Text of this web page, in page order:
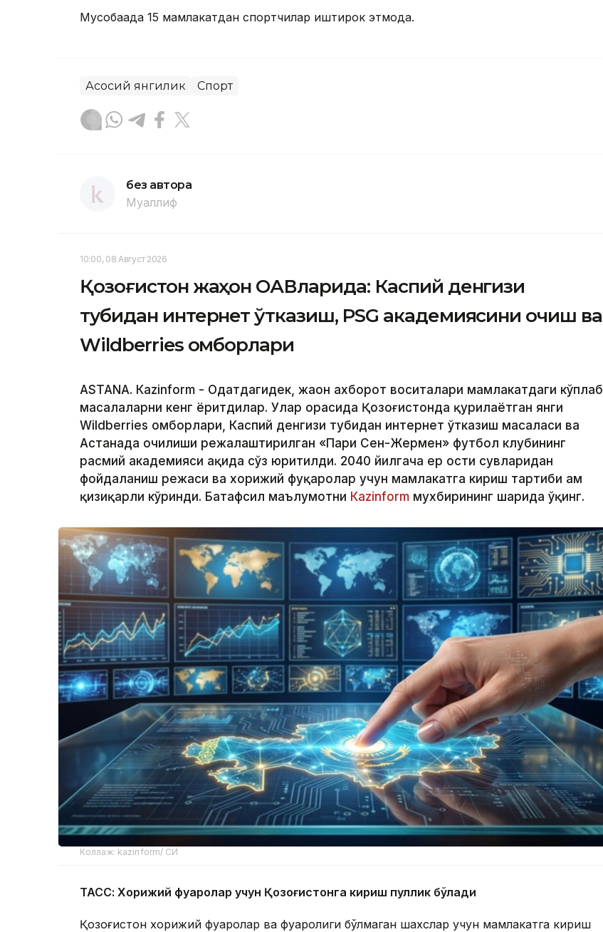
Мусобақада 15 мамлакатдан спортчилар иштирок этмоқда.
Асосий янгилик Спорт
без автора
Муаллиф
10:00, 08 Август 2026
Қозоғистон жаҳон ОАВларида: Каспий денгизи
тубидан интернет ўтказиш, PSG академиясини очиш ва
Wildberries омборлари
ASTANА. Кazinform - Одатдагидек, жаҳон ахборот воситалари мамлакатдаги кўплаб
масалаларни кенг ёритдилар. Улар орасида Қозоғистонда қурилаётган янги
Wildberries омборлари, Каспий денгизи тубидан интернет ўтказиш масаласи ва
Астанада очилиши режалаштирилган «Пари Сен-Жермен» футбол клубининг
расмий академияси ҳақида сўз юритилди. 2040 йилгача ер ости сувларидан
фойдаланиш режаси ва хорижий фуқаролар учун мамлакатга кириш тартиби ҳам
қизиқарли кўринди. Батафсил маълумотни Кazinform мухбирининг шарҳида ўқинг.
Коллаж: kazinform/ СИ
ТАСС: Хорижий фуқаролар учун Қозоғистонга кириш пуллик бўлади
Қозоғистон хорижий фуқаролар ва фуқаролиги бўлмаган шахслар учун мамлакатга кириш